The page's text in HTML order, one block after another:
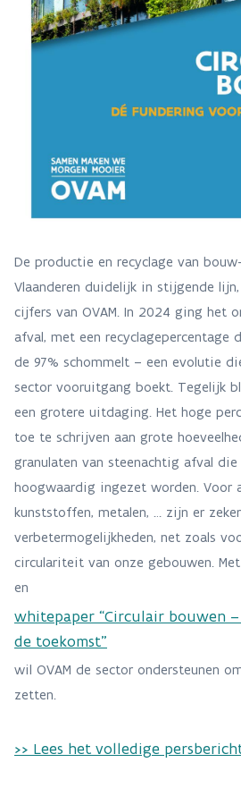
De productie en recyclage van
Vlaanderen duidelijk in stijgende
cijfers van OVAM. In 2024 ging het
afval, met een recyclagepercentage
de 97% schommelt – een evolutie
sector vooruitgang boekt. Tegelijk
een grotere uitdaging. Het hoge
toe te schrijven aan grote
granulaten van steenachtig afval
hoogwaardig ingezet worden. Voor
kunststoffen, metalen, … zijn er
verbetermogelijkheden, net zoals
circulariteit van onze gebouwen.
en
whitepaper “Circulair bouwen
de toekomst”
wil OVAM de sector ondersteunen
zetten.
>> Lees het volledige